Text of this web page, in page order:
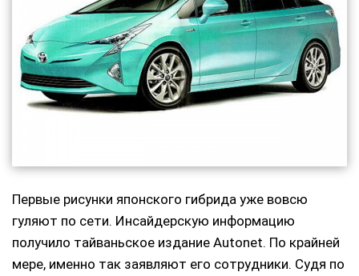
Первые рисунки японского гибрида уже вовсю
гуляют по сети. Инсайдерскую информацию
получило тайваньское издание Autonet. По крайней
мере, именно так заявляют его сотрудники. Судя по